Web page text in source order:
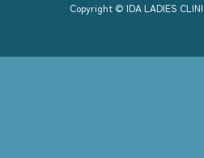
Copyright © IDA LADIES